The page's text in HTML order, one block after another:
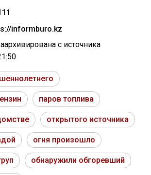
informburo.kz
с источника
паров топлива
открытого источника
огня произошло
обнаружили обгоревший